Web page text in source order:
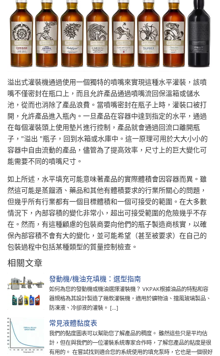
溢出式灌裝機通過使用一個獨特的噴嘴來實現這種水平灌裝，該噴
嘴不僅密封在瓶口上，而且允許產品通過噴嘴流回保溫箱或儲水
池，從而也消除了產品浪費。當噴嘴密封在瓶子上時，灌裝口被打
開，允許產品進入瓶內。一旦產品在容器中達到指定的水平，通過
在每個灌裝頭上使用墊片進行控制，產品就會通過回流口離開瓶
子，"溢出 "瓶子，回到水箱或水庫中。這一原理可用於大大小小的
容器中自由流動的產品，儘管為了提高效率，尺寸上的巨大變化可
能需要不同的噴嘴尺寸。
如上所述，水平填充可能意味著產品的實際體積會因容器而異。雖
然這可能是蒸餾酒、藥品和其他有體積要求的行業所關心的問題，
但幾乎所有行業都有一個目標體積和一個可接受的範圍。在大多數
情況下，內部容積的變化非常小，超出可接受範圍的危險幾乎不存
在。然而，有這種顧慮的包裝商要向他們的瓶子製造商核實，以確
保內部容積不會有大的變化，並可能希望（甚至被要求）在自己的
包裝過程中包括某種類型的質量控制檢查。
相關文章
發動機/機油充填機：選型指南
如何為您的發動機或機油選擇灌裝機？ VKPAK根據油品的特點和容
器規格為其設計製造了幾款灌裝機，適用於礦物油、擋風玻璃製品、
防凍液、冷卻液的灌裝。 […]
常見液體黏度表
我們的黏度圖表可以幫助您了解產品的稠度。 雖然這些只是平均估
計，但在與我們的一位灌裝系統專家合作時，了解您產品的粘度是很
有用的。 在嘗試找到適合您的系統使用的填充泵時，它也是一個很好